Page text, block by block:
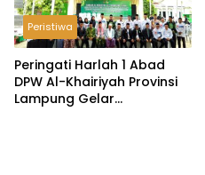
Peristiwa
Peringati Harlah 1 Abad
DPW Al-Khairiyah Provinsi
Lampung Gelar